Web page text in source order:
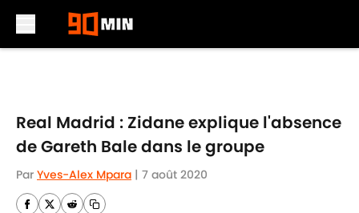
Real Madrid : Zidane explique l'absence
de Gareth Bale dans le groupe
Par Yves-Alex Mpara | 7 août 2020